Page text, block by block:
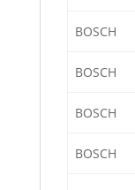
BOSCH
BOSCH
BOSCH
BOSCH